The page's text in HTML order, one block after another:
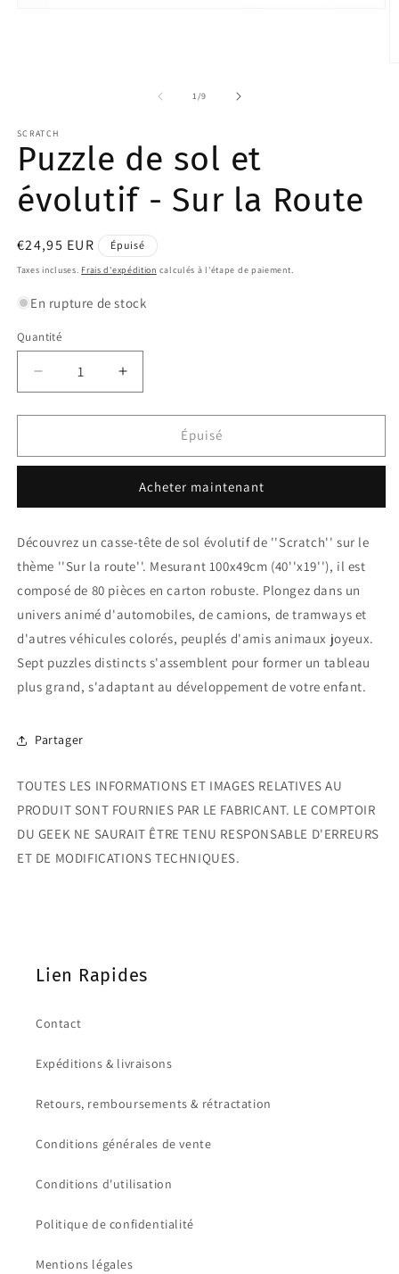
1/de
9
SCRATCH
Puzzle de sol et
évolutif - Sur la Route
Prix
habituel
€24,95 EUR Épuisé
Taxes incluses. Frais d'expédition calculés à l'étape de paiement.
En rupture de stock
Quantité
Quantité
Réduire
la
quantité
Puzzle
et
-
Sur
la
Route
Augmenter
la
quantité
Puzzle
sol
et
-
Sur
la
Épuisé
Acheter maintenant
Découvrez un casse-tête de sol évolutif de ''Scratch'' sur le
thème ''Sur la route''. Mesurant 100x49cm (40''x19''), il est
composé de 80 pièces en carton robuste. Plongez dans un
univers animé d'automobiles, de camions, de tramways et
d'autres véhicules colorés, peuplés d'amis animaux joyeux.
Sept puzzles distincts s'assemblent pour former un tableau
plus grand, s'adaptant au développement de votre enfant.
Partager
TOUTES LES INFORMATIONS ET IMAGES RELATIVES AU
PRODUIT SONT FOURNIES PAR LE FABRICANT. LE COMPTOIR
DU GEEK NE SAURAIT ÊTRE TENU RESPONSABLE D'ERREURS
ET DE MODIFICATIONS TECHNIQUES.
Lien Rapides
Contact
Expéditions & livraisons
Retours, remboursements & rétractation
Conditions générales de vente
Conditions d'utilisation
Politique de confidentialité
Mentions légales